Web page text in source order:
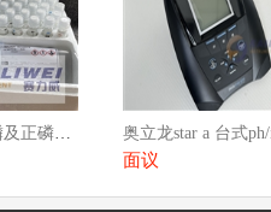
美国哈希总磷及正磷试剂2084769-cn
面议